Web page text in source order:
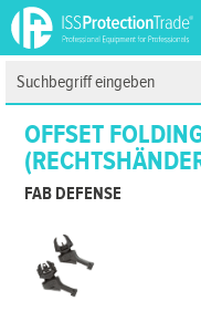
OFFSET
FAB DEFENSE